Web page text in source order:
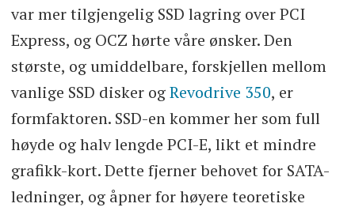
var mer tilgjengelig SSD lagring over PCI
Express, og OCZ hørte våre ønsker. Den
største, og umiddelbare, forskjellen mellom
vanlige SSD disker ogRevodrive 350, er
formfaktoren. SSD-en kommer her som full
høyde og halv lengde PCI-E, likt et mindre
grafikk-kort. Dette fjerner behovet for SATA-
ledninger, og åpner for høyere teoretiske